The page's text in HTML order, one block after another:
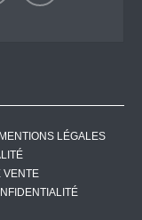
MENTIONS LÉGALES
VENTE